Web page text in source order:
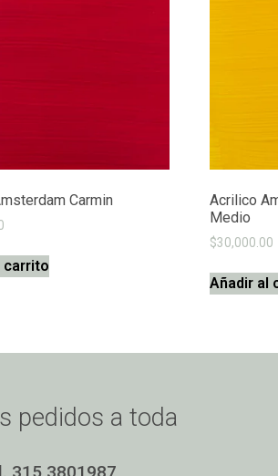
Carmin
carrito
Acrilico
Medio
$30,000.00
Añadir al
pedidos a toda